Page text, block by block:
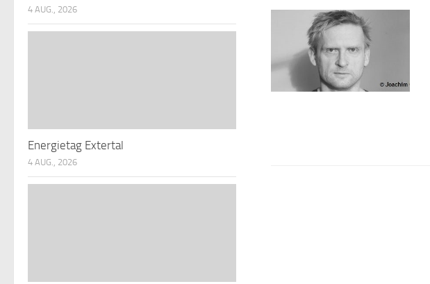
4 AUG., 2026
Energietag Extertal
4 AUG., 2026